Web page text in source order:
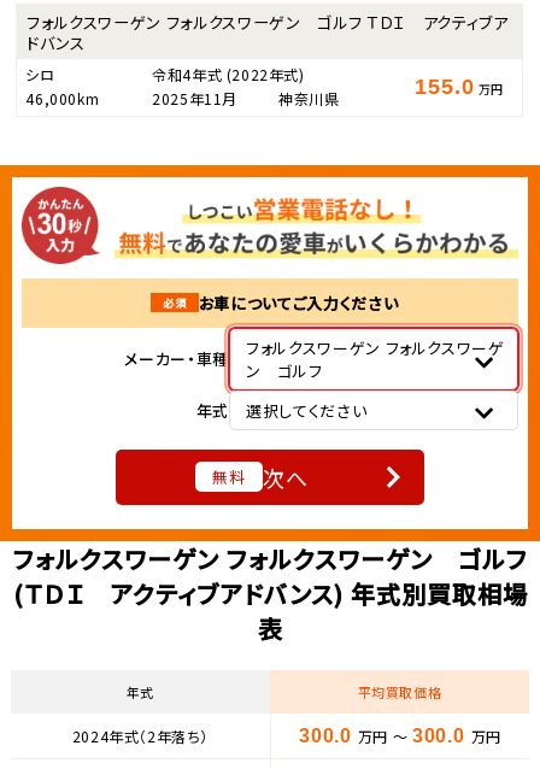
フォルクスワーゲン フォルクスワーゲン ゴルフ ＴＤＩ アクティブア
ドバンス
シロ 令和4年式 (2022年式)
46,000km
2025年11月 神奈川県 155.0 万円
必須 お車についてご入力ください
メーカー・車種
フォルクスワーゲン フォルクスワーゲ
ン ゴルフ
年式
選択してください
無料 次へ
フォルクスワーゲン フォルクスワーゲン ゴルフ
(ＴＤＩ アクティブアドバンス) 年式別買取相場
表
年式 平均買取価格
2024年式（2年落ち） 300.0 万円 ～ 300.0 万円